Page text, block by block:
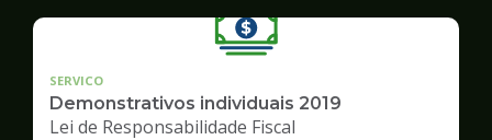
SERVICO
Demonstrativos individuais 2019
Lei de Responsabilidade Fiscal